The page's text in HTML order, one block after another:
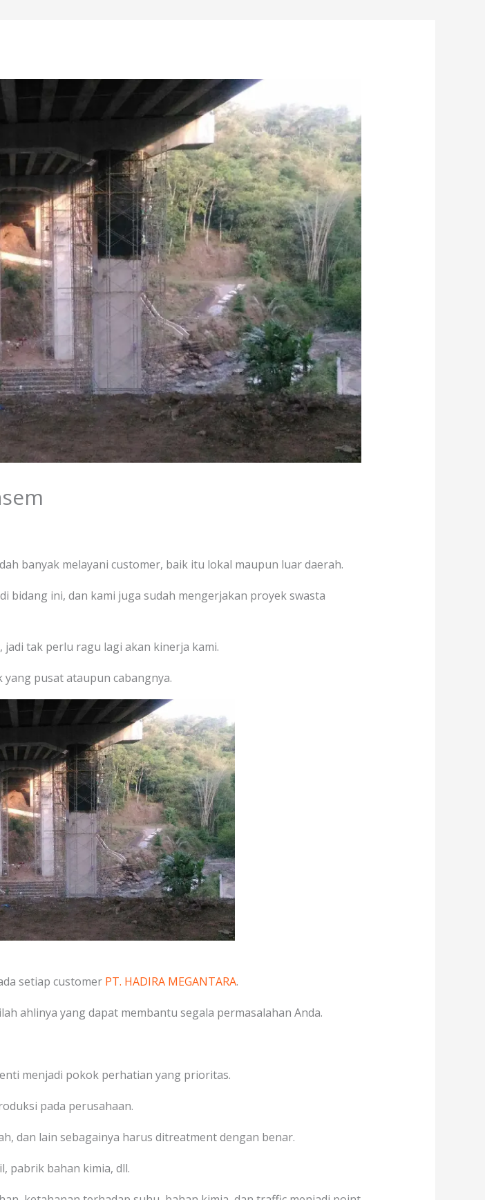
banyak melayani customer, baik itu lokal maupun luar daerah.
bidang ini, dan kami juga sudah mengerjakan proyek swasta
jadi tak perlu ragu lagi akan kinerja kami.
pusat ataupun cabangnya.
setiap customer PT. HADIRA MEGANTARA.
ahlinya yang dapat membantu segala permasalahan Anda.
menjadi pokok perhatian yang prioritas.
pada perusahaan.
dan lain sebagainya harus ditreatment dengan benar.
pabrik bahan kimia, dll.